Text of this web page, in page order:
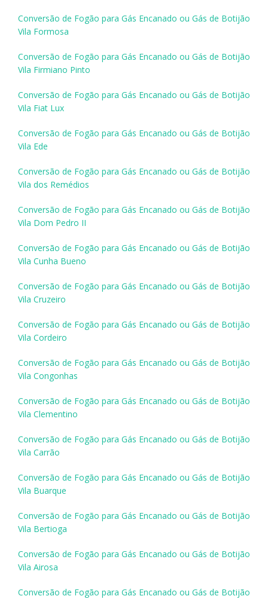
Conversão de Fogão para Gás Encanado ou Gás de Botijão
Vila Formosa
Conversão de Fogão para Gás Encanado ou Gás de Botijão
Vila Firmiano Pinto
Conversão de Fogão para Gás Encanado ou Gás de Botijão
Vila Fiat Lux
Conversão de Fogão para Gás Encanado ou Gás de Botijão
Vila Ede
Conversão de Fogão para Gás Encanado ou Gás de Botijão
Vila dos Remédios
Conversão de Fogão para Gás Encanado ou Gás de Botijão
Vila Dom Pedro II
Conversão de Fogão para Gás Encanado ou Gás de Botijão
Vila Cunha Bueno
Conversão de Fogão para Gás Encanado ou Gás de Botijão
Vila Cruzeiro
Conversão de Fogão para Gás Encanado ou Gás de Botijão
Vila Cordeiro
Conversão de Fogão para Gás Encanado ou Gás de Botijão
Vila Congonhas
Conversão de Fogão para Gás Encanado ou Gás de Botijão
Vila Clementino
Conversão de Fogão para Gás Encanado ou Gás de Botijão
Vila Carrão
Conversão de Fogão para Gás Encanado ou Gás de Botijão
Vila Buarque
Conversão de Fogão para Gás Encanado ou Gás de Botijão
Vila Bertioga
Conversão de Fogão para Gás Encanado ou Gás de Botijão
Vila Airosa
Conversão de Fogão para Gás Encanado ou Gás de Botijão